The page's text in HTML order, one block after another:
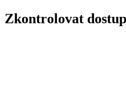
Zkontrolovat